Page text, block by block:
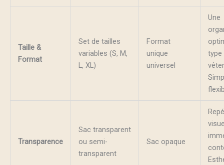
Taille &
Format
Set de tailles
variables (S, M,
L, XL)
Format
unique
universel
Une
type
Transparence
Sac transparent
ou semi-
transparent
Sac opaque